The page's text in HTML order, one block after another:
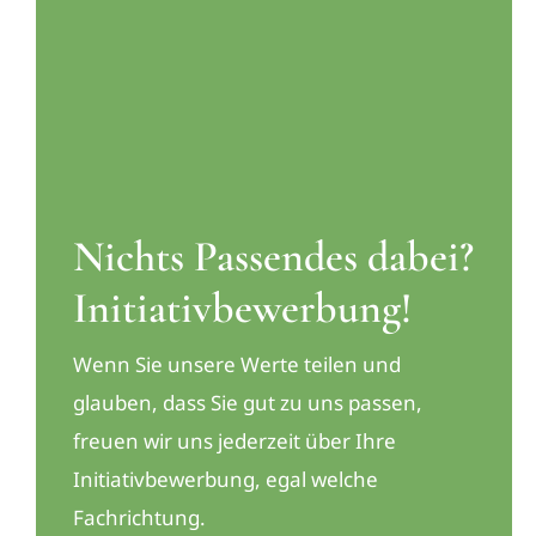
Nichts Passendes dabei?
Initiativbewerbung!
Wenn Sie unsere Werte teilen und
glauben, dass Sie gut zu uns passen,
freuen wir uns jederzeit über Ihre
Initiativbewerbung, egal welche
Fachrichtung.